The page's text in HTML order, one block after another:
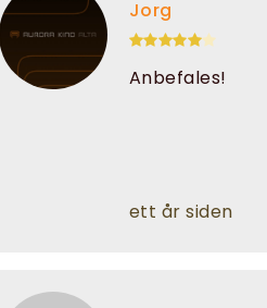
Jorg
Anbefales!
ett år siden